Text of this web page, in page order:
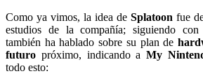
Como ya vimos, la idea de Splatoon fue
estudios de la compañía; siguiendo
también ha hablado sobre su plan de
futuro próximo, indicando a My
todo esto: